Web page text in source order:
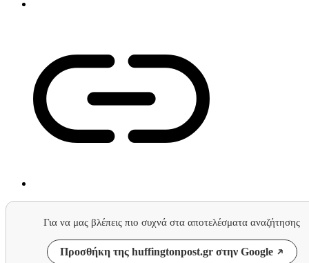
Για να μας βλέπεις πιο συχνά στα αποτελέσματα αναζήτησης
Προσθήκη της huffingtonpost.gr στην Google